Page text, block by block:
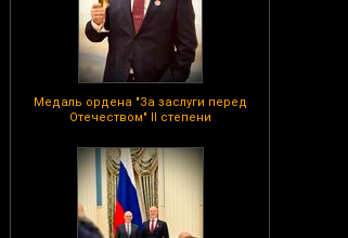
Медаль ордена "За заслуги перед
Отечеством" II степени